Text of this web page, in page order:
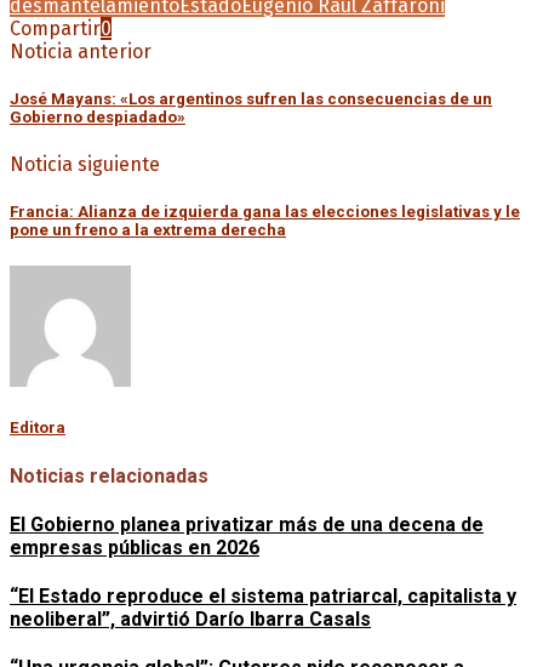
desmantelamientoEstadoEugenio Raúl Zaffaroni
Compartir0
Noticia anterior
José Mayans: «Los argentinos sufren las consecuencias de un
Gobierno despiadado»
Noticia siguiente
Francia: Alianza de izquierda gana las elecciones legislativas y le
pone un freno a la extrema derecha
Editora
Noticias relacionadas
El Gobierno planea privatizar más de una decena de
empresas públicas en 2026
“El Estado reproduce el sistema patriarcal, capitalista y
neoliberal”, advirtió Darío Ibarra Casals